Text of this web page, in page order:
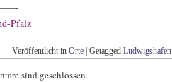
Pfalz
Veröffentlicht in Orte Getagged
sind geschlossen.